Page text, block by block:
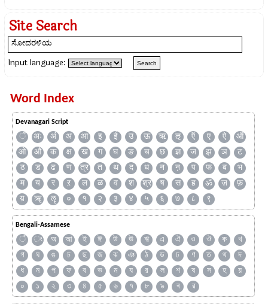
Site Search
Input language:
Word Index
Devanagari Script
ँ अः अं अ आ इ ई उ ऊ ऋ ऌ ऍ ए ऐ
ऑ
ओ
औ क क्ष ख ग घ ङ च छ ज्ञ ज झ ञ
ट
ठ
ड ढ ण त्र त थ द ध न ऩ प फ ब
भ
म
य र ऱ ल ळ व श श्र ष स ह ॐ ज़
फ़
य़
ॠ ॡ ० १ २ ३ ४ ५ ६ ७ ८ ९
Bengali-Assamese
ঁ ং অ আ ই ঈ উ ঊ ঋ এ ঐ ও ঔ ক
খ
গ
ঘ ঙ চ ছ জ ঝ ঞ ঠ ড ঢ ণ ত থ
দ
ধ
ন প ফ ব ভ ম য র ল শ ষ স হ
য়
০
১ ২ ৩ ৪ ৫ ৬ ৭ ৮ ৯ ৰ ৱ